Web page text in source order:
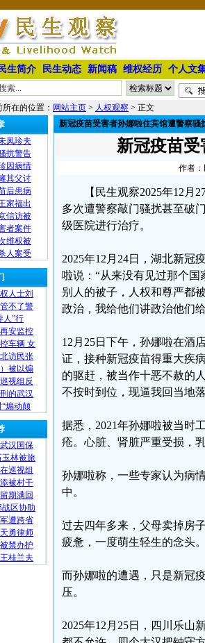
生简介 民生动态 新闻稿 维权经历 个人文
在的位置： 网站主页 > 人权观察 > 正文
凤珍夫
扰警告
因病情
其父讨
后患病
家福出
信访被
者案件
维权被
人案受
人士刘
不了警
人”行
安监控
车辆 女
访民张
被以煽
视组反
的武汉
煽动颠
汉国保
玉林被旅
巡视组
被村干
期满回
区协助
遭跨省
勇律师
禁办护
桂兰夫
新冠疫苗受害者孙娜啦住宾馆遭警察骚
新冠疫苗
作者：
【民生观察2025年12
多次遭警察敲门骚扰甚至破
级医院进行治疗。
2025年12月24日，湖北新冠
啦说：“从来没有见过那个
别人的被子，人权和尊严都
政治，我给他们讲政治他们
12月25日下午，孙娜啦在酒
证，接种新冠疫苗得重大疾
的驱赶，被当作十恶不赦的
不按时到位，现逼我回当地
据悉，2021年孙娜啦被当时
疮。心脏、肾脏严重受损，
孙娜啦称，一些专家认为病
中。
过去四年多来，父母卖掉房
疲惫，一度萌生轻生的念头
而孙娜啦的遭遇，只是新冠
压。
2025年12月25日，四川乐山